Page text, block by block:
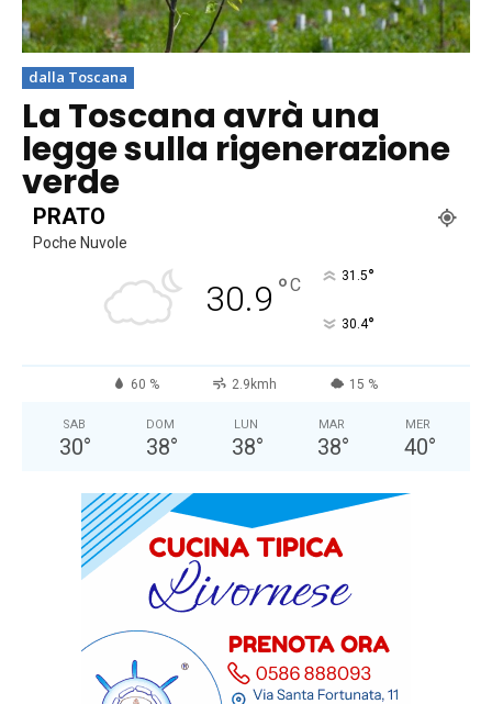
dalla Toscana
La Toscana avrà una
legge sulla rigenerazione
verde
PRATO
Poche Nuvole
30.9 °C 31.5°
30.4°
60 % 2.9kmh 15 %
SAB
30°
DOM
38°
LUN
38°
MAR
38°
MER
40°